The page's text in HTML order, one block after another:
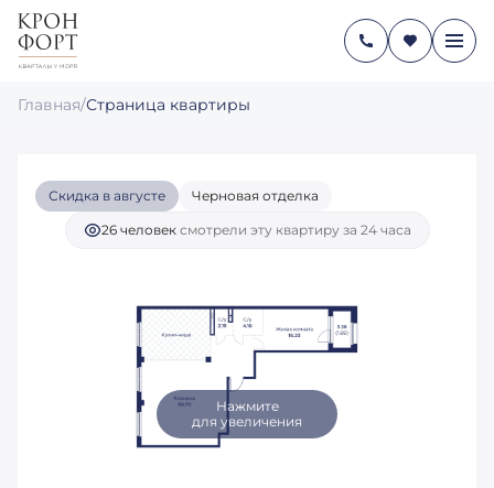
Главная/Страница квартиры
Ипотекаот 144 398 руб./мес.
Скидка в августе Черновая отделка
26 человек смотрели эту квартиру за 24 часа
Нажмите
для увеличения